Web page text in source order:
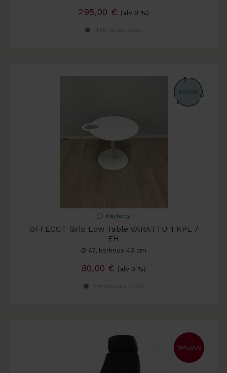
295,00 € (alv 0 %)
Käytetty
OFFECCT Grip Low Table VARATTU 1 KPL /
EH
Ø 47, korkeus 43 cm
80,00 € (alv 0 %)